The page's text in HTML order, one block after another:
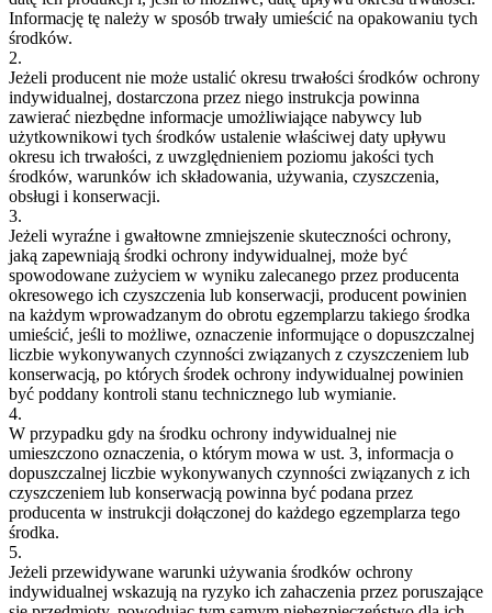
Informację tę należy w sposób trwały umieścić na opakowaniu tych
środków.
2.
Jeżeli producent nie może ustalić okresu trwałości środków ochrony
indywidualnej, dostarczona przez niego instrukcja powinna
zawierać niezbędne informacje umożliwiające nabywcy lub
użytkownikowi tych środków ustalenie właściwej daty upływu
okresu ich trwałości, z uwzględnieniem poziomu jakości tych
środków, warunków ich składowania, używania, czyszczenia,
obsługi i konserwacji.
3.
Jeżeli wyraźne i gwałtowne zmniejszenie skuteczności ochrony,
jaką zapewniają środki ochrony indywidualnej, może być
spowodowane zużyciem w wyniku zalecanego przez producenta
okresowego ich czyszczenia lub konserwacji, producent powinien
na każdym wprowadzanym do obrotu egzemplarzu takiego środka
umieścić, jeśli to możliwe, oznaczenie informujące o dopuszczalnej
liczbie wykonywanych czynności związanych z czyszczeniem lub
konserwacją, po których środek ochrony indywidualnej powinien
być poddany kontroli stanu technicznego lub wymianie.
4.
W przypadku gdy na środku ochrony indywidualnej nie
umieszczono oznaczenia, o którym mowa w ust. 3, informacja o
dopuszczalnej liczbie wykonywanych czynności związanych z ich
czyszczeniem lub konserwacją powinna być podana przez
producenta w instrukcji dołączonej do każdego egzemplarza tego
środka.
5.
Jeżeli przewidywane warunki używania środków ochrony
indywidualnej wskazują na ryzyko ich zahaczenia przez poruszające